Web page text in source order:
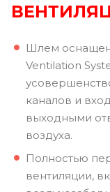
Шлем оснащен
Ventilation
каналов и
выходными
воздуха.
Полностью
вентиляции,